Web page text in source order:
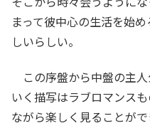
まって彼中心の生活を始
しいらしい。
この序盤から中盤の主
いく描写はラブロマンス
ながら楽しく見ることがで